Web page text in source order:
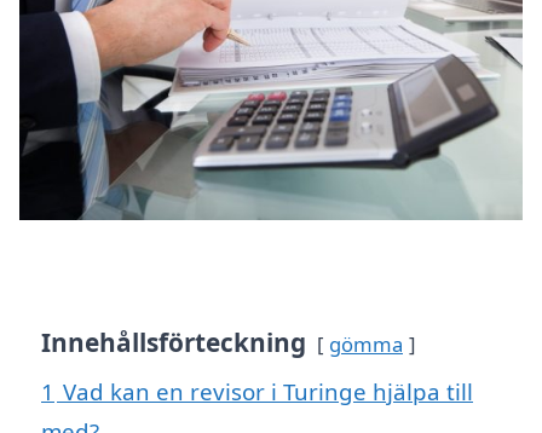
Innehållsförteckning gömma
1 Vad kan en revisor i Turinge hjälpa till